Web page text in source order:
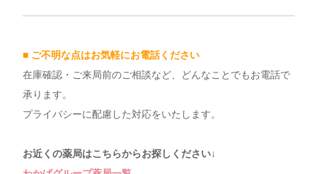
■ ご不明な点はお気軽にお電話ください
在庫確認・ご来局前のご相談など、どんなことでもお電話で
承ります。
プライバシーに配慮した対応をいたします。
お近くの薬局はこちらからお探しください↓